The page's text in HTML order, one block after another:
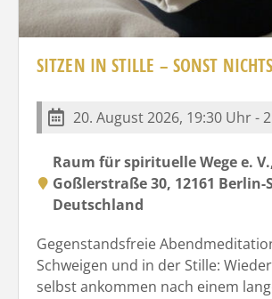
SITZEN IN STILLE – SONST NICHTS
20. August 2026, 19:30 Uhr -
Raum für spirituelle Wege e.
Goßlerstraße 30, 12161 Berlin-
Deutschland
Gegenstandsfreie
Schweigen und in der Stille:
selbst ankommen nach einem